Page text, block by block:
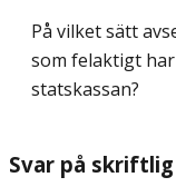
På vilket sätt
som felaktigt
statskassan?
Svar på